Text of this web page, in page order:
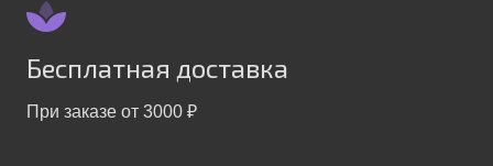
Бесплатная доставка
При заказе от 3000 ₽